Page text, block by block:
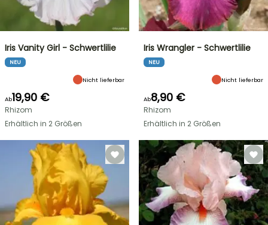
Iris Vanity Girl - Schwertlilie
NEU
Nicht lieferbar
Ab19,90 €
Rhizom
Erhältlich in 2 Größen
Iris Wrangler - Schwertlilie
NEU
Nicht lieferbar
Ab8,90 €
Rhizom
Erhältlich in 2 Größen